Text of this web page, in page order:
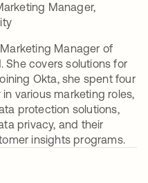
Manager,
Manager of
She covers solutions for
Okta, she spent four
various marketing roles,
protection solutions,
privacy, and their
insights programs.